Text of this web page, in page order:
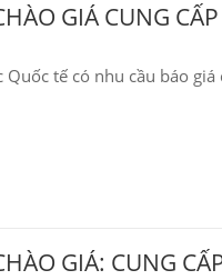
GIÁ CUNG
tế có nhu cầu báo
GIÁ: CUNG